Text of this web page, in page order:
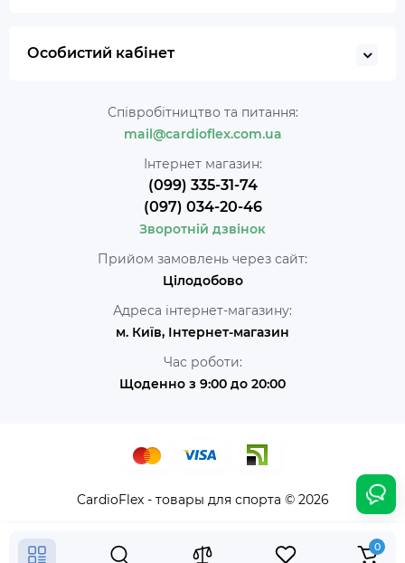
0
Особистий кабінет
Співробітництво та питання:
mail@cardioflex.com.ua
Інтернет магазин:
(099) 335-31-74
(097) 034-20-46
Зворотній дзвінок
Прийом замовлень через сайт:
Цілодобово
Адреса інтернет-магазину:
м. Київ, Інтернет-магазин
Час роботи:
Щоденно з 9:00 до 20:00
CardioFlex - товары для спорта © 2026